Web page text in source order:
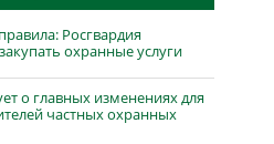
Росгвардия
охранные услуги
о главных изменениях для
частных охранных